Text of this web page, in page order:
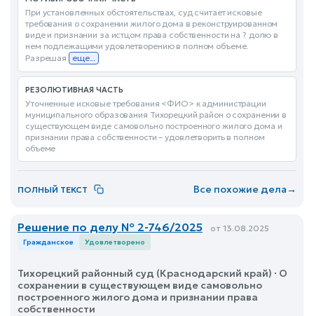
При установленных обстоятельствах, суд считает исковые
требования о сохранении жилого дома в реконструированном
виде и признании за истцом права собственности на ? долю в
нем подлежащими удовлетворению в полном объеме.
Разрешая
еще...
РЕЗОЛЮТИВНАЯ ЧАСТЬ
Уточненные исковые требования <ФИО> к администрации
муниципального образования Тихорецкий район о сохранении в
существующем виде самовольно построенного жилого дома и
признании права собственности – удовлетворить в полном
объеме
ПОЛНЫЙ ТЕКСТ Все похожие дела→
Решение по делу № 2-746/2025 от 13.08.2025
Гражданское Удовлетворено
Тихорецкий районный суд (Краснодарский край) · О
сохранении в существующем виде самовольно
построенного жилого дома и признании права
собственности